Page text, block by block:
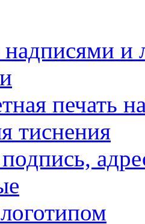
и
печать
тиснения